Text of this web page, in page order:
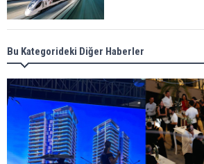
ABD'de Konut Kredisi
Yüksek Seviyesinde
TOKİ 51 İlde 540 Konut
Sunuyor
Bu Kategorideki Diğer Haberler